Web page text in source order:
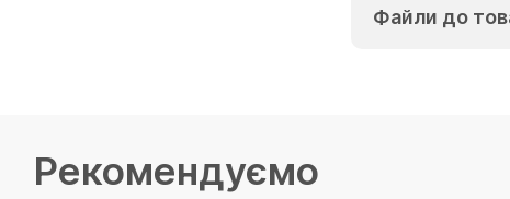
Файли до
Рекомендуємо